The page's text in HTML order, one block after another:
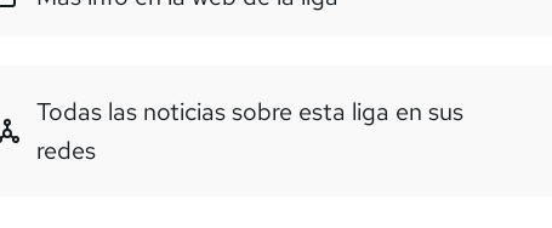
Todas las noticias sobre esta liga en sus
redes